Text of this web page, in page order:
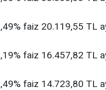
faiz 20.119,55 TL
faiz 16.457,82 TL
faiz 14.723,80 TL